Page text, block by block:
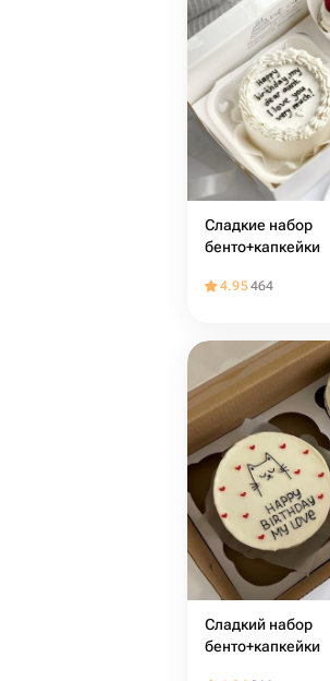
Сладкие набор
бенто+капкейки
4.95464
Сладкий набор
бенто+капкейки